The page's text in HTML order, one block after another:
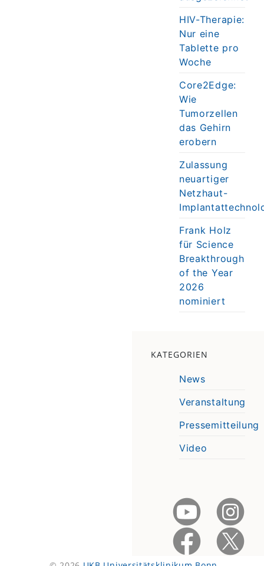
HIV-Therapie:
Nur eine
Tablette pro
Woche
Core2Edge:
Wie
Tumorzellen
das Gehirn
erobern
Zulassung
neuartiger
Netzhaut-
Frank Holz
für Science
Breakthrough
of the Year
2026
nominiert
KATEGORIEN
News
Veranstaltung
Pressemitteilung
Video